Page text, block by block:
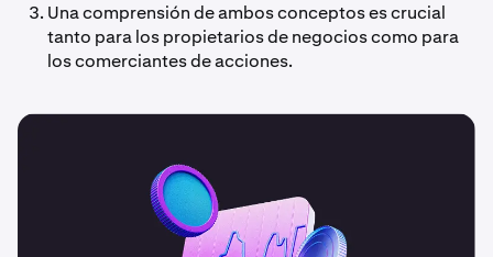
Una comprensión de ambos conceptos es crucial
tanto para los propietarios de negocios como para
los comerciantes de acciones.